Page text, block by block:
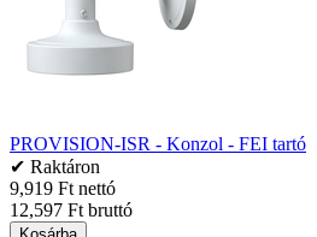
PROVISION-ISR - Konzol - FEI tartó
✔ Raktáron
9,919 Ft nettó
12,597 Ft bruttó